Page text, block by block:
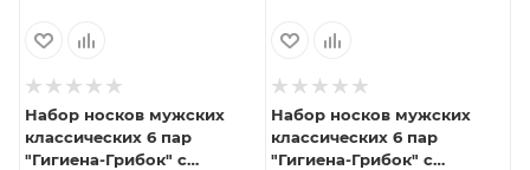
Набор носков мужских
классических 6 пар
"Гигиена-Грибок" с
Набор носков мужских
классических 6 пар
"Гигиена-Грибок" с